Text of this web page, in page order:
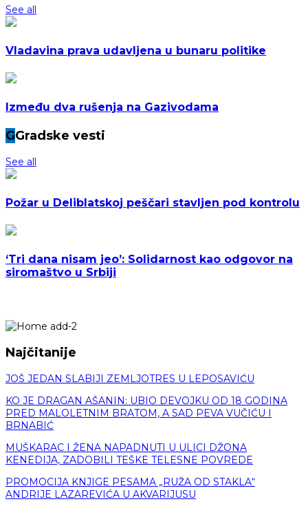
See all
Vladavina prava udavljena u bunaru politike
Između dva rušenja na Gazivodama
GGradske vesti
See all
Požar u Deliblatskoj peščari stavljen pod kontrolu
‘Tri dana nisam jeo’: Solidarnost kao odgovor na
siromaštvo u Srbiji
Najčitanije
JOŠ JEDAN SLABIJI ZEMLJOTRES U LEPOSAVIĆU
KO JE DRAGAN AŠANIN: UBIO DEVOJKU OD 18 GODINA
PRED MALOLETNIM BRATOM, A SAD PEVA VUČIĆU I
BRNABIĆ
MUŠKARAC I ŽENA NAPADNUTI U ULICI DŽONA
KENEDIJA, ZADOBILI TEŠKE TELESNE POVREDE
PROMOCIJA KNJIGE PESAMA „RUŽA OD STAKLA“
ANDRIJE LAZAREVIĆA U AKVARIJUSU